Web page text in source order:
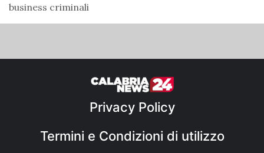
business criminali
Privacy Policy
Termini e Condizioni di utilizzo